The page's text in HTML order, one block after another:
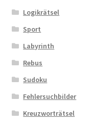
Logikrätsel
Sport
Labyrinth
Rebus
Sudoku
Fehlersuchbilder
Kreuzworträtsel